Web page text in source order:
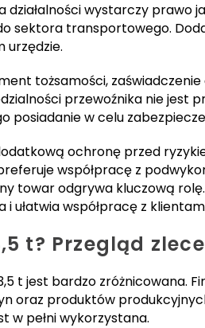
wystarczy prawo
sektora transportowego.
urzędzie.
tożsamości,
przewoźnika nie jest
w celu
ochronę przed
współpracę z
towar odgrywa kluczową
ułatwia współpracę z
t? Przegląd
t jest bardzo zróżnicowana.
oraz produktów
w pełni wykorzystana.